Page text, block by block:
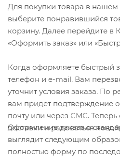
Для покупки товара в нашем
выберите понравившийся
корзину. Далее перейдите в
«Оформить заказ» или
Когда оформляете быстрый
телефон и e-mail. Вам
уточнит условия заказа. По
вам придет подтверждение
почту или через СМС. Теперь
доставки и радоваться
Оформление заказа в
выглядит следующим
полностью форму по